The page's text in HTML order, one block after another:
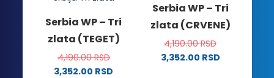
Serbia WP – Tri
zlata (TEGET)
4,190.00RSD
3,352.00 RSD
Serbia WP – Tri
zlata (CRVENE)
4,190.00RSD
3,352.00 RSD